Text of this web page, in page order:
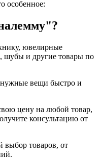
особенное:
ювелирные
шубы и другие товары по
вещи быстро и
цену на любой товар,
консультацию от
товаров, от